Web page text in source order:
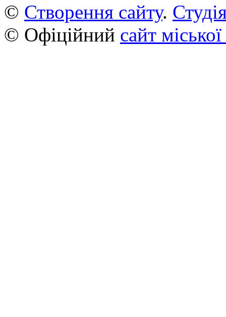
© Створення сайту.
© Офіційний сайт